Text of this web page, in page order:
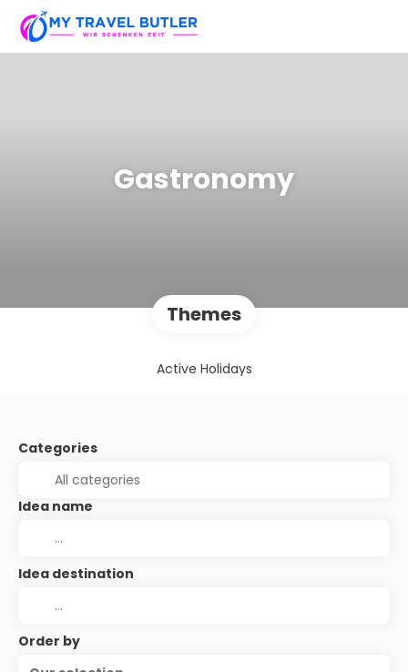
Gastronomy
Themes
Active Holidays
Categories
Idea name
Idea destination
Order by